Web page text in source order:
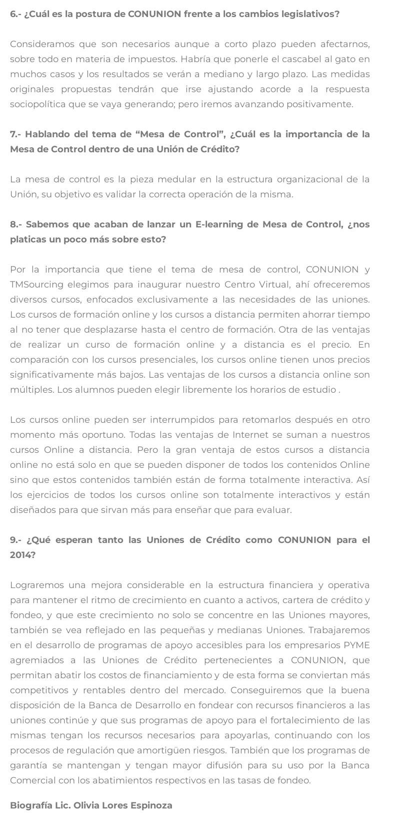
6.- ¿Cuál es la postura de CONUNION frente a los cambios legislativos?
Consideramos que son necesarios aunque a corto plazo pueden afectarnos,
sobre todo en materia de impuestos. Habría que ponerle el cascabel al gato en
muchos casos y los resultados se verán a mediano y largo plazo. Las medidas
originales propuestas tendrán que irse ajustando acorde a la respuesta
sociopolítica que se vaya generando; pero iremos avanzando positivamente.
7.- Hablando del tema de “Mesa de Control”, ¿Cuál es la importancia de la
Mesa de Control dentro de una Unión de Crédito?
La mesa de control es la pieza medular en la estructura organizacional de la
Unión, su objetivo es validar la correcta operación de la misma.
8.- Sabemos que acaban de lanzar un E-learning de Mesa de Control, ¿nos
platicas un poco más sobre esto?
Por la importancia que tiene el tema de mesa de control, CONUNION y
TMSourcing elegimos para inaugurar nuestro Centro Virtual, ahí ofreceremos
diversos cursos, enfocados exclusivamente a las necesidades de las uniones.
Los cursos de formación online y los cursos a distancia permiten ahorrar tiempo
al no tener que desplazarse hasta el centro de formación. Otra de las ventajas
de realizar un curso de formación online y a distancia es el precio. En
comparación con los cursos presenciales, los cursos online tienen unos precios
significativamente más bajos. Las ventajas de los cursos a distancia online son
múltiples. Los alumnos pueden elegir libremente los horarios de estudio .
Los cursos online pueden ser interrumpidos para retomarlos después en otro
momento más oportuno. Todas las ventajas de Internet se suman a nuestros
cursos Online a distancia. Pero la gran ventaja de estos cursos a distancia
online no está solo en que se pueden disponer de todos los contenidos Online
sino que estos contenidos también están de forma totalmente interactiva. Así
los ejercicios de todos los cursos online son totalmente interactivos y están
diseñados para que sirvan más para enseñar que para evaluar.
9.- ¿Qué esperan tanto las Uniones de Crédito como CONUNION para el
2014?
Lograremos una mejora considerable en la estructura financiera y operativa
para mantener el ritmo de crecimiento en cuanto a activos, cartera de crédito y
fondeo, y que este crecimiento no solo se concentre en las Uniones mayores,
también se vea reflejado en las pequeñas y medianas Uniones. Trabajaremos
en el desarrollo de programas de apoyo accesibles para los empresarios PYME
agremiados a las Uniones de Crédito pertenecientes a CONUNION, que
permitan abatir los costos de financiamiento y de esta forma se conviertan más
competitivos y rentables dentro del mercado. Conseguiremos que la buena
disposición de la Banca de Desarrollo en fondear con recursos financieros a las
uniones continúe y que sus programas de apoyo para el fortalecimiento de las
mismas tengan los recursos necesarios para apoyarlas, continuando con los
procesos de regulación que amortigüen riesgos. También que los programas de
garantía se mantengan y tengan mayor difusión para su uso por la Banca
Comercial con los abatimientos respectivos en las tasas de fondeo.
Biografía Lic. Olivia Lores Espinoza